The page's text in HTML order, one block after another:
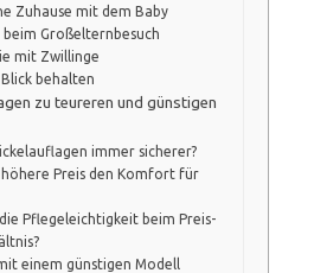
Zuhause mit dem Baby
beim Großelternbesuch
mit Zwillinge
behalten
zu teureren und günstigen
immer sicherer?
Preis den Komfort für
Pflegeleichtigkeit beim Preis-
einem günstigen Modell